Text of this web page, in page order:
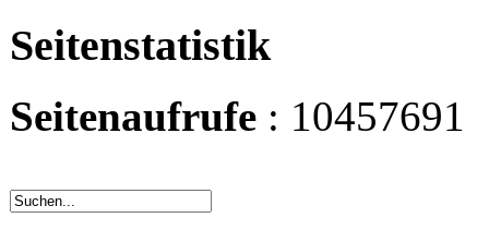
Seitenstatistik
Seitenaufrufe: 10457691